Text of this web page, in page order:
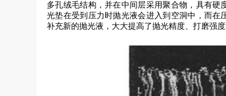
多孔绒毛结构，并在中间层采用聚合物，具有
光垫在受到压力时抛光液会进入到空洞中，而
补充新的抛光液，大大提高了抛光精度、打磨强